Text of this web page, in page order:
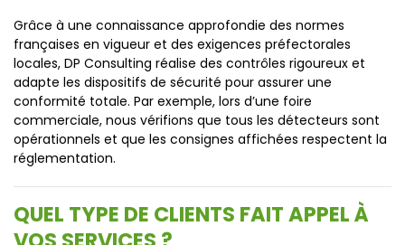
Grâce à une connaissance approfondie des normes
françaises en vigueur et des exigences préfectorales
locales, DP Consulting réalise des contrôles rigoureux et
adapte les dispositifs de sécurité pour assurer une
conformité totale. Par exemple, lors d’une foire
commerciale, nous vérifions que tous les détecteurs sont
opérationnels et que les consignes affichées respectent la
réglementation.
QUEL TYPE DE CLIENTS FAIT APPEL À